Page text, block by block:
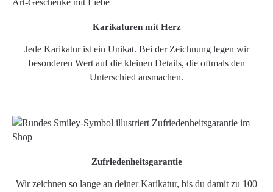
Karikaturen mit Herz
Jede Karikatur ist ein Unikat. Bei der Zeichnung legen wir
besonderen Wert auf die kleinen Details, die oftmals den
Unterschied ausmachen.
Zufriedenheitsgarantie
Wir zeichnen so lange an deiner Karikatur, bis du damit zu 100